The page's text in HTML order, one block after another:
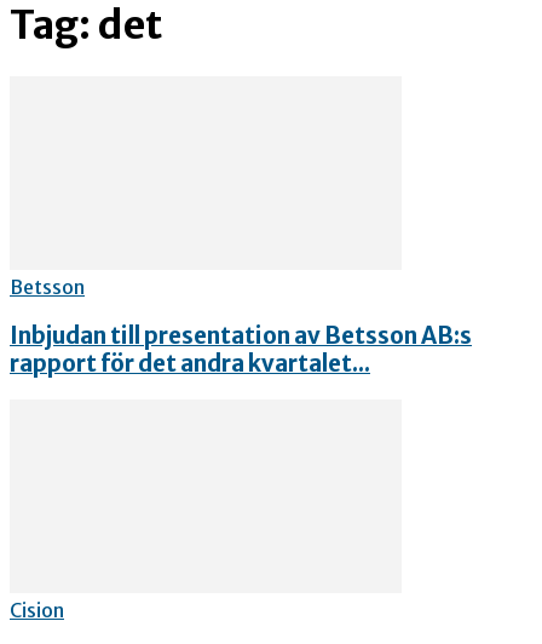
Tag: det
Betsson
Inbjudan till presentation av Betsson AB:s
rapport för det andra kvartalet...
Cision